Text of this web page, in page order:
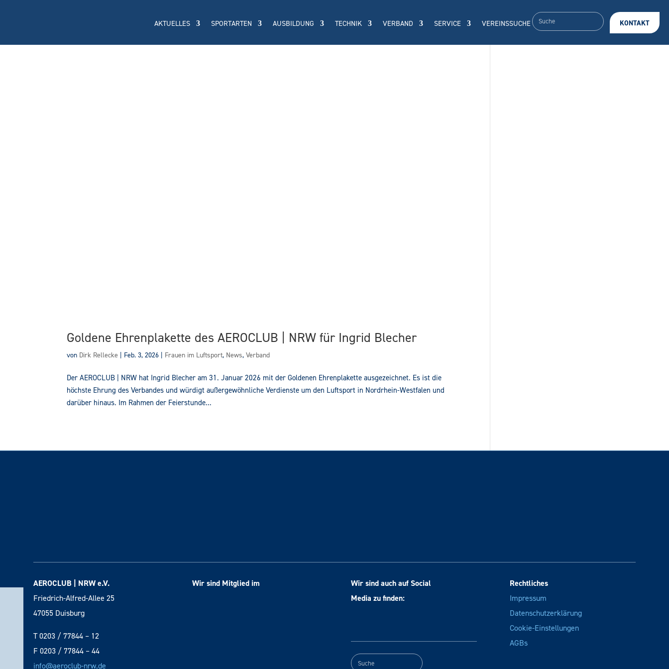
AKTUELLES SPORTARTEN AUSBILDUNG TECHNIK VERBAND SERVICE VEREINSSUCHE KONTAKT
Goldene Ehrenplakette des AEROCLUB | NRW für Ingrid Blecher
von Dirk Rellecke | Feb. 3, 2026 | Frauen im Luftsport, News,Verband
Der AEROCLUB | NRW hat Ingrid Blecher am 31. Januar 2026 mit der Goldenen Ehrenplakette ausgezeichnet. Es ist die
höchste Ehrung des Verbandes und würdigt außergewöhnliche Verdienste um den Luftsport in Nordrhein-Westfalen und
darüber hinaus. Im Rahmen der Feierstunde...
AEROCLUB | NRW e.V.
Friedrich-Alfred-Allee 25
47055 Duisburg
T 0203 / 77844 – 12
F 0203 / 77844 – 44
info@aeroclub-nrw.de
Wir sind Mitglied im
Wir sind auch auf Social
Media zu finden:
Rechtliches
Impressum
Datenschutzerklärung
Cookie-Einstellungen
AGBs